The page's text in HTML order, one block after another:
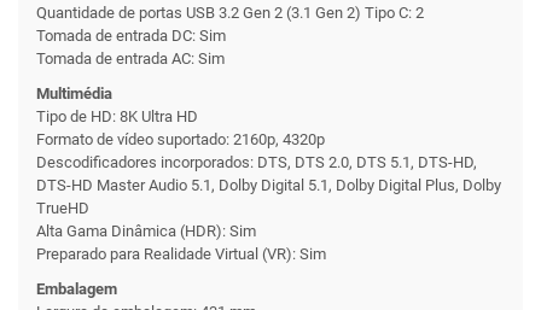
Quantidade de portas USB 3.2 Gen 2 (3.1 Gen 2) Tipo C: 2
Tomada de entrada DC: Sim
Tomada de entrada AC: Sim
Multimédia
Tipo de HD: 8K Ultra HD
Formato de vídeo suportado: 2160p, 4320p
Descodificadores incorporados: DTS, DTS 2.0, DTS 5.1, DTS-HD,
DTS-HD Master Audio 5.1, Dolby Digital 5.1, Dolby Digital Plus, Dolby
TrueHD
Alta Gama Dinâmica (HDR): Sim
Preparado para Realidade Virtual (VR): Sim
Embalagem